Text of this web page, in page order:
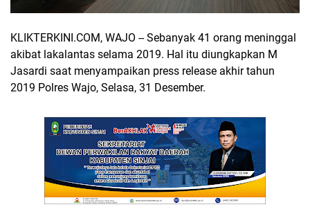
KLIKTERKINI.COM, WAJO -- Sebanyak 41 orang meninggal
akibat lakalantas selama 2019. Hal itu diungkapkan M
Jasardi saat menyampaikan press release akhir tahun
2019 Polres Wajo, Selasa, 31 Desember.